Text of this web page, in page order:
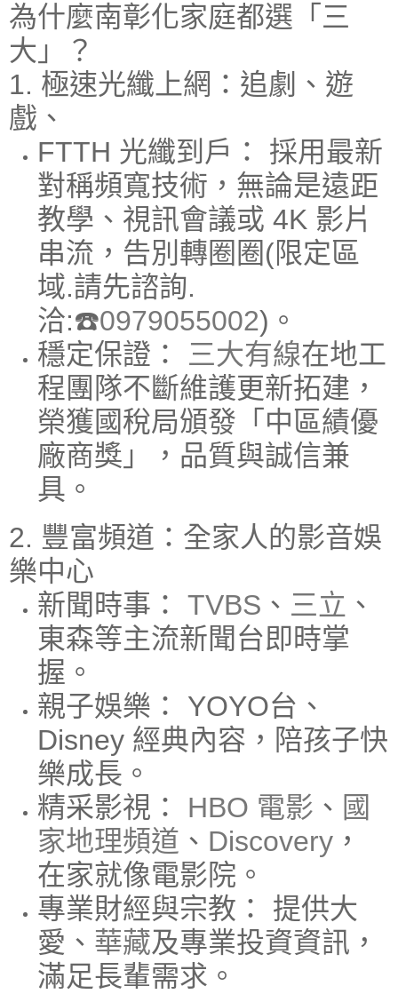
為什麼南彰化家庭都選「三
大」？
1. 極速光纖上網：追劇、遊
戲、
FTTH 光纖到戶：
採用最新
對稱頻寬技術，無論是遠距
教學、視訊會議或 4K 影片
串流，告別轉圈圈(限定區
域.請先諮詢.
洽:☎️0979055002)。
穩定保證：
三大有線在地工
程團隊不斷維護更新拓建，
榮獲國稅局頒發「中區績優
廠商獎」，品質與誠信兼
具。
2. 豐富頻道：全家人的影音娛
樂中心
新聞時事：
TVBS 、 三立 、
東森等主流新聞台即時掌
握。
親子娛樂：
YOYO台、
Disney 經典內容，陪孩子快
樂成長。
精采影視：
HBO 電影 、 國
家地理頻道 、 Discovery ，
在家就像電影院。
專業財經與宗教：
提供大
愛、 華藏及專業投資資訊，
滿足長輩需求。